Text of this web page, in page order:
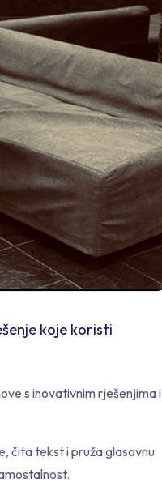
koje koristi
s inovativnim rješenjima i
čita tekst i pruža glasovnu